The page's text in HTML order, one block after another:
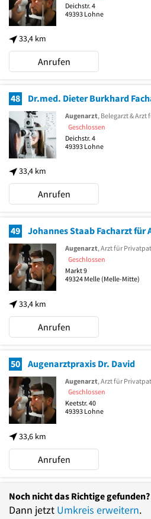
33,4 km
Deichstr. 4
49393 Lohne
Anrufen
48 Dr.med. Dieter Burkhard
33,4 km
Augenarzt, Belegarzt &
Geschlossen
Deichstr. 4
49393 Lohne
Anrufen
49 Johannes Staab Facharzt für
33,4 km
Augenarzt, Arzt für
Geschlossen
Markt 9
49324 Melle (Melle-Mitte)
Anrufen
50 Augenarztpraxis Dr. David
33,6 km
Augenarzt, Arzt für
Geschlossen
Keetstr. 40
49393 Lohne
Anrufen
Noch nicht das Richtige gefunden?
Dann jetzt Umkreis erweitern.